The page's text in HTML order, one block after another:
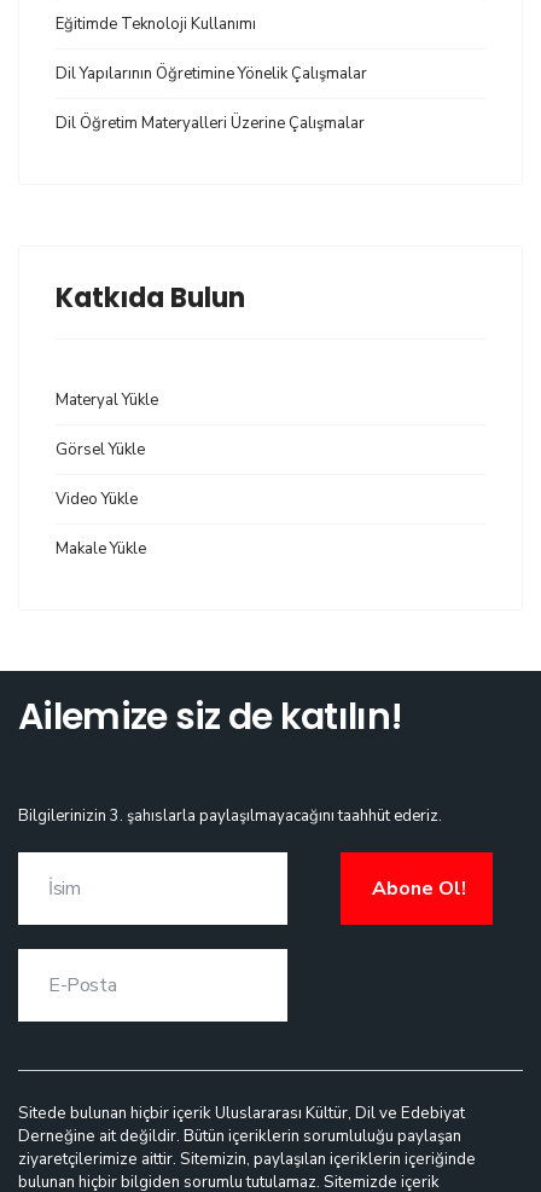
Eğitimde Teknoloji Kullanımı
Dil Yapılarının Öğretimine Yönelik Çalışmalar
Dil Öğretim Materyalleri Üzerine Çalışmalar
Katkıda Bulun
Materyal Yükle
Görsel Yükle
Video Yükle
Makale Yükle
Ailemize siz de katılın!
Bilgilerinizin 3. şahıslarla paylaşılmayacağını taahhüt ederiz.
Abone Ol!
Sitede bulunan hiçbir içerik Uluslararası Kültür, Dil ve Edebiyat
Derneğine ait değildir. Bütün içeriklerin sorumluluğu paylaşan
ziyaretçilerimize aittir. Sitemizin, paylaşılan içeriklerin içeriğinde
bulunan hiçbir bilgiden sorumlu tutulamaz. Sitemizde içerik